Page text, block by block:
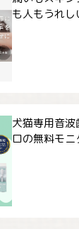
も人もうれ
犬猫専用音波
ロの無料モ